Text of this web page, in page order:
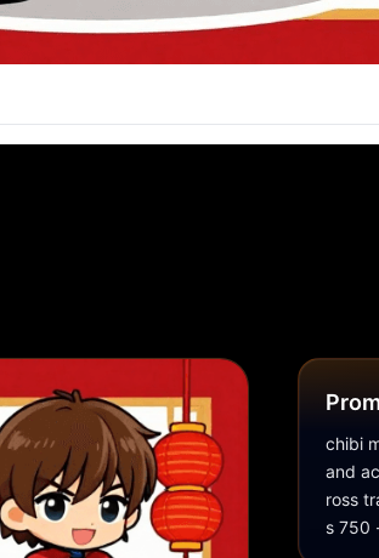
chibi
and
ross
s 750